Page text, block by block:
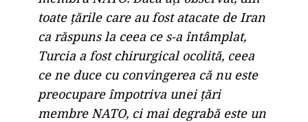
toate țările care au fost atacate de Iran
ca răspuns la ceea ce s-a întâmplat,
Turcia a fost chirurgical ocolită, ceea
ce ne duce cu convingerea că nu este
preocupare împotriva unei țări
membre NATO, ci mai degrabă este un